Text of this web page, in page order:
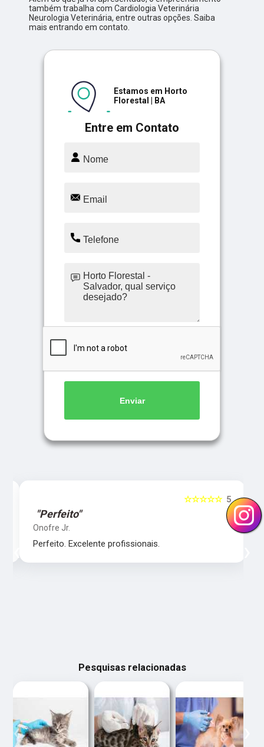
também trabalha com Cardiologia Veterinária
Neurologia Veterinária, entre outras opções. Saiba
mais entrando em contato.
Entre em Contato
Estamos em Horto
Florestal | BA
Enviar
5
☆☆☆☆☆
"Perfeito"
Onofre Jr.
Perfeito. Excelente profissionais.
‹
Pesquisas relacionadas
‹ ›